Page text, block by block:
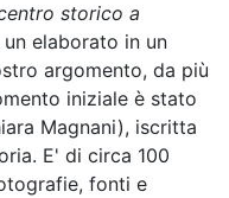
storico a
elaborato in un
argomento, da più
iniziale è stato
Magnani), iscritta
E' di circa 100
fonti e